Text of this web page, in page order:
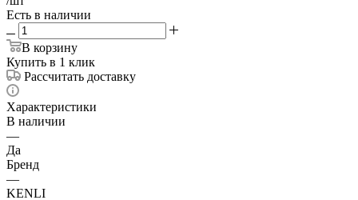
Есть в наличии
В корзину
Купить в 1 клик
Рассчитать доставку
Характеристики
В наличии
—
Да
Бренд
—
KENLI